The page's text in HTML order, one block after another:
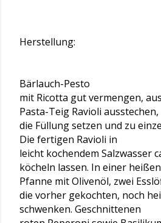
Herstellung:
Bärlauch-Pesto
mit Ricotta gut vermengen,
Pasta-Teig Ravioli ausstechen,
die Füllung setzen und zu
Die fertigen Ravioli in
leicht kochendem Salzwasser
köcheln lassen. In einer heißen
Pfanne mit Olivenöl, zwei
die vorher gekochten, noch
schwenken. Geschnittenen